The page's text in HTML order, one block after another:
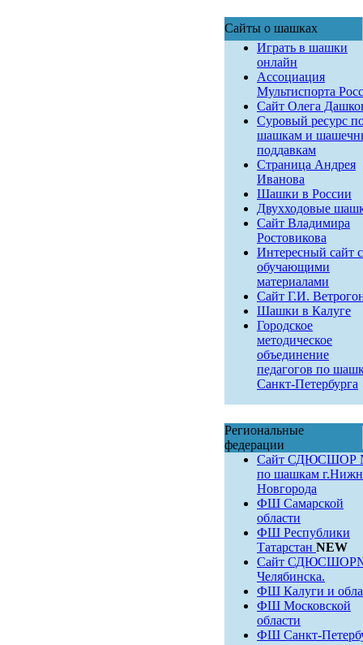
Сайты о шашках
Играть в шашки
онлайн
Ассоциация
Мультиспорта
Сайт Олега
Суровый ресурс
шашкам и
поддавкам
Страница Андрея
Иванова
Шашки в России
Двухходовые
Сайт Владимира
Ростовикова
Интересный сайт с
обучающими
материалами
Сайт Г.И.
Шашки в Калуге
Городское
методическое
объединение
педагогов по
Санкт-Петербурга
Региональные
федерации
Сайт СДЮСШОР
по шашкам
Новгорода
ФШ Самарской
области
ФШ Республики
Татарстан NEW
Сайт
Челябинска.
ФШ Калуги и
ФШ Московской
области
ФШ Санкт-